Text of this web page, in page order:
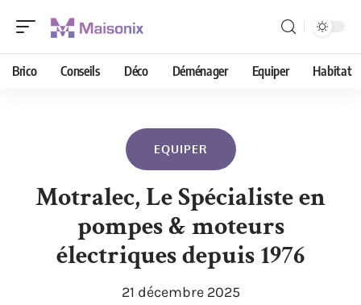
Brico Conseils Déco Déménager Equiper Habitat
EQUIPER
Motralec, Le Spécialiste en
pompes & moteurs
électriques depuis 1976
21 décembre 2025